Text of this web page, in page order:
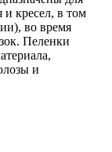
и кресел, в том
во время
Пеленки
и